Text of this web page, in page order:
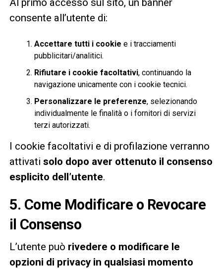
Al primo accesso sul sito, un banner
consente all’utente di:
Accettare tutti i cookie e i tracciamenti
pubblicitari/analitici.
Rifiutare i cookie facoltativi, continuando la
navigazione unicamente con i cookie tecnici.
Personalizzare le preferenze, selezionando
individualmente le finalità o i fornitori di servizi
terzi autorizzati.
I cookie facoltativi e di profilazione verranno
attivati solo dopo aver ottenuto il consenso
esplicito dell’utente.
5. Come Modificare o Revocare
il Consenso
L’utente può rivedere o modificare le
opzioni di privacy in qualsiasi momento